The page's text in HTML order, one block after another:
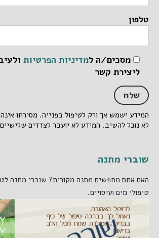
טלפון
מסכים/ה למדיניות הפרטיות
ליצירת קשר
המידע ישמש אך ורק לטיפול בפנייה. מסירתו
לא נוכל להשיב. המידע לא יועבר לצדדים
שוברי מתנה
האם אתם מחפשים מתנה מקורית? שוברי מתנה
טיפולי מים ועיסויים.